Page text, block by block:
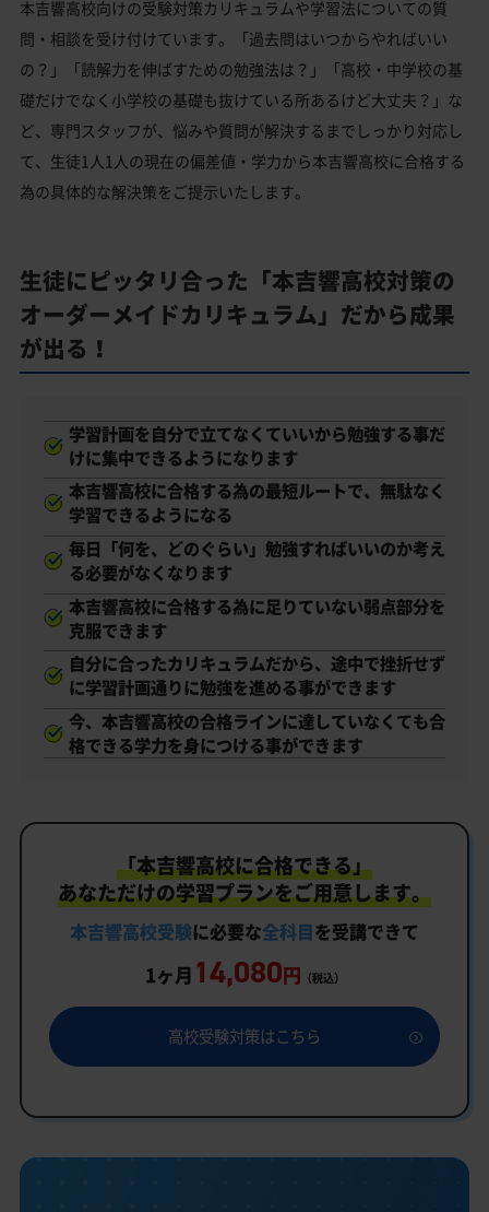
本吉響高校向けの受験対策カリキュラムや学習法についての質
問・相談を受け付けています。「過去問はいつからやればいい
の？」「読解力を伸ばすための勉強法は？」「高校・中学校の基
礎だけでなく小学校の基礎も抜けている所あるけど大丈夫？」な
ど、専門スタッフが、悩みや質問が解決するまでしっかり対応し
て、生徒1人1人の現在の偏差値・学力から本吉響高校に合格する
為の具体的な解決策をご提示いたします。
生徒にピッタリ合った「本吉響高校対策の
オーダーメイドカリキュラム」だから成果
が出る！
学習計画を自分で立てなくていいから勉強する事だ
けに集中できるようになります
本吉響高校に合格する為の最短ルートで、無駄なく
学習できるようになる
毎日「何を、どのぐらい」勉強すればいいのか考え
る必要がなくなります
本吉響高校に合格する為に足りていない弱点部分を
克服できます
自分に合ったカリキュラムだから、途中で挫折せず
に学習計画通りに勉強を進める事ができます
今、本吉響高校の合格ラインに達していなくても合
格できる学力を身につける事ができます
「本吉響高校に合格できる」
あなただけの学習プランをご用意します。
本吉響高校受験に必要な全科目を受講できて
1ヶ月 14,080円 （税込）
高校受験対策はこちら